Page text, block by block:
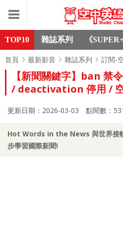
TOP10 雜誌系列 《
首頁 最新影音 雜誌系列 訂閱-
【新聞關鍵字】ban
/ deactivation 停用 /
更新日期：2026-03-03 點閱數：
Hot Words in the News 與世界接
步學習國際新聞!